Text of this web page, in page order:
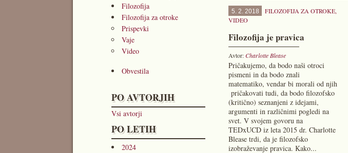
Filozofija
Filozofija za otroke
Prispevki
Vaje
Video
Obvestila
PO AVTORJIH
Vsi avtorji
PO LETIH
2024
5. 2. 2018 FILOZOFIJA ZA OTROKE,
VIDEO
Filozofija je pravica
Avtor:Charlotte Blease
Pričakujemo, da bodo naši otroci
pismeni in da bodo znali
matematiko, vendar bi morali od njih
pričakovati tudi, da bodo filozofsko
(kritično) seznanjeni z idejami,
argumenti in različnimi pogledi na
svet. V svojem govoru na
TEDxUCD iz leta 2015 dr. Charlotte
Blease trdi, da je filozofsko
izobraževanje pravica. Kako...